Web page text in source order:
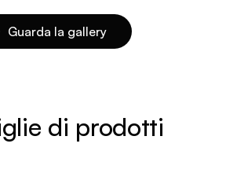
Guarda la gallery
di prodotti